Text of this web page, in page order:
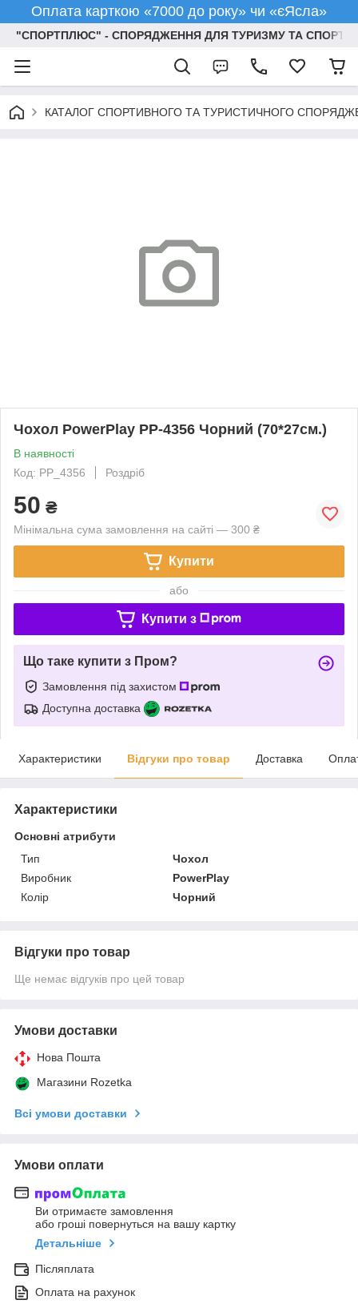
Оплата карткою «7000 до року» чи «єЯсла»
"СПОРТПЛЮС" - СПОРЯДЖЕННЯ ДЛЯ ТУРИЗМУ ТА СПОРТУ
КАТАЛОГ СПОРТИВНОГО ТА ТУРИСТИЧНОГО
Чохол PowerPlay PP-4356 Чорний (70*27см.)
В наявності
Код: PP_4356
Роздріб
50 ₴
Мінімальна сума замовлення на сайті — 300 ₴
Купити
або
Купити з
Що таке купити з Пром?
Замовлення під захистом
Доступна доставка
Характеристики Відгуки про товар Доставка
Характеристики
Основні атрибути
Тип
Чохол
Виробник
PowerPlay
Колір
Чорний
Відгуки про товар
Ще немає відгуків про цей товар
Умови доставки
Нова Пошта
Магазини Rozetka
Всі умови доставки
Умови оплати
Ви отримаєте замовлення
або гроші повернуться на вашу картку
Детальніше
Післяплата
Оплата на рахунок